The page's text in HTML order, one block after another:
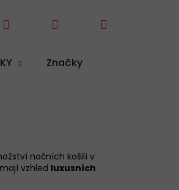
Značky
Přihlášení
nočních košilí v
vzhled luxusních